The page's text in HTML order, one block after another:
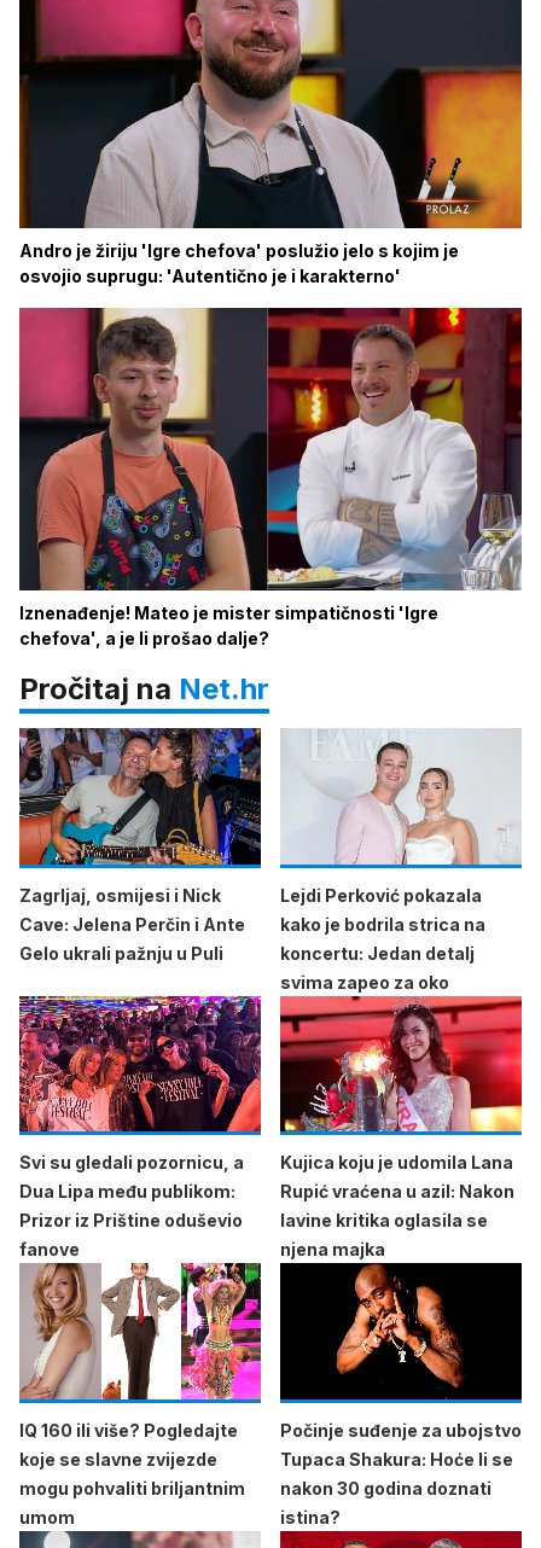
Andro je žiriju 'Igre chefova' poslužio jelo s kojim je
osvojio suprugu: 'Autentično je i karakterno'
Iznenađenje! Mateo je mister simpatičnosti 'Igre
chefova', a je li prošao dalje?
Pročitaj na Net.hr
Zagrljaj, osmijesi i Nick
Cave: Jelena Perčin i Ante
Gelo ukrali pažnju u Puli
Lejdi Perković pokazala
kako je bodrila strica na
koncertu: Jedan detalj
svima zapeo za oko
Svi su gledali pozornicu, a
Dua Lipa među publikom:
Prizor iz Prištine oduševio
fanove
Kujica koju je udomila Lana
Rupić vraćena u azil: Nakon
lavine kritika oglasila se
njena majka
IQ 160 ili više? Pogledajte
koje se slavne zvijezde
mogu pohvaliti briljantnim
umom
Počinje suđenje za ubojstvo
Tupaca Shakura: Hoće li se
nakon 30 godina doznati
istina?